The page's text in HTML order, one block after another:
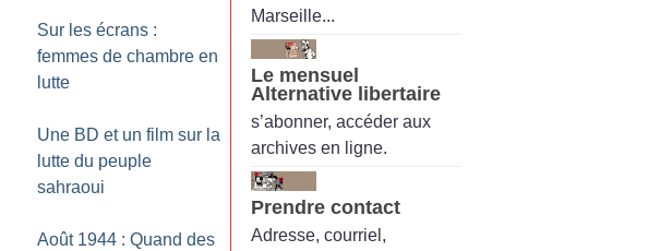
Sur les écrans :
femmes de chambre en
lutte
Une BD et un film sur la
lutte du peuple
sahraoui
Août 1944 : Quand des
Marseille...
Le mensuel
Alternative libertaire
s’abonner, accéder aux
archives en ligne.
Prendre contact
Adresse, courriel,